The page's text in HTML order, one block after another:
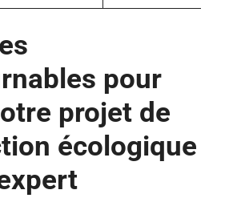
pour
projet de
écologique